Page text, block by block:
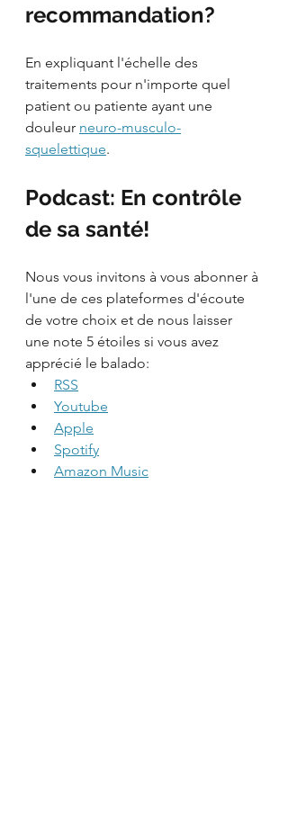
recommandation?
En expliquant l'échelle des
traitements pour n'importe quel
patient ou patiente ayant une
douleur neuro-musculo-
squelettique.
Podcast: En contrôle
de sa santé!
Nous vous invitons à vous abonner à
l'une de ces plateformes d'écoute
de votre choix et de nous laisser
une note 5 étoiles si vous avez
apprécié le balado:
RSS
Youtube
Apple
Spotify
Amazon Music